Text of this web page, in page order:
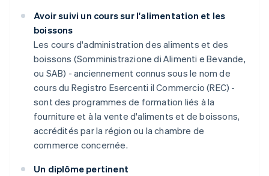
Avoir suivi un cours sur l'alimentation et les
boissons
Les cours d'administration des aliments et des
boissons (Somministrazione di Alimenti e Bevande,
ou SAB) - anciennement connus sous le nom de
cours du Registro Esercenti il Commercio (REC) -
sont des programmes de formation liés à la
fourniture et à la vente d'aliments et de boissons,
accrédités par la région ou la chambre de
commerce concernée.
Un diplôme pertinent